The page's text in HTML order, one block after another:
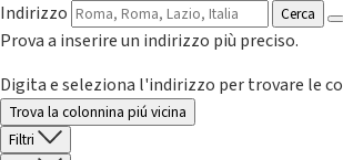
Indirizzo
Cerca
Prova a inserire un indirizzo più preciso.
Digita e seleziona l'indirizzo per trovare le
Trova la colonnina piú vicina
Filtri